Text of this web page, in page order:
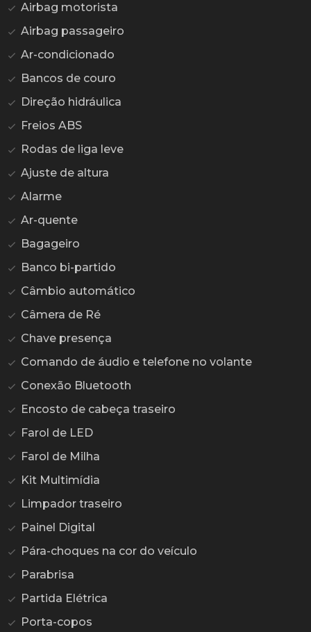
Airbag motorista
Airbag passageiro
Ar-condicionado
Bancos de couro
Direção hidráulica
Freios ABS
Rodas de liga leve
Ajuste de altura
Alarme
Ar-quente
Bagageiro
Banco bi-partido
Câmbio automático
Câmera de Ré
Chave presença
Comando de áudio e telefone no volante
Conexão Bluetooth
Encosto de cabeça traseiro
Farol de LED
Farol de Milha
Kit Multimídia
Limpador traseiro
Painel Digital
Pára-choques na cor do veículo
Parabrisa
Partida Elétrica
Porta-copos